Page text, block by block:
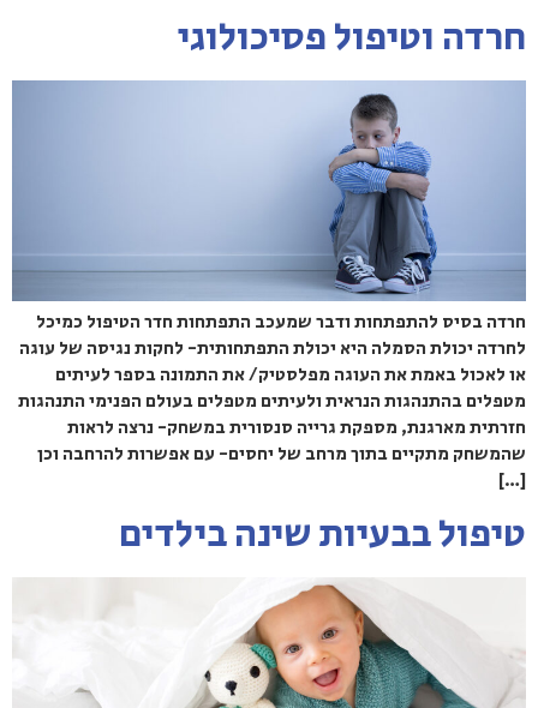
חרדה וטיפול פסיכולוגי
חרדה בסיס להתפתחות ודבר שמעכב התפתחות חדר הטיפול כמיכל
לחרדה יכולת הסמלה היא יכולת התפתחותית- לחקות נגיסה של עוגה
או לאכול באמת את העוגה מפלסטיק/ את התמונה בספר לעיתים
מטפלים בהתנהגות הנראית ולעיתים מטפלים בעולם הפנימי התנהגות
חזרתית מארגנת, מספקת גרייה סנסורית במשחק- נרצה לראות
שהמשחק מתקיים בתוך מרחב של יחסים- עם אפשרות להרחבה וכן
[…]
טיפול בבעיות שינה בילדים